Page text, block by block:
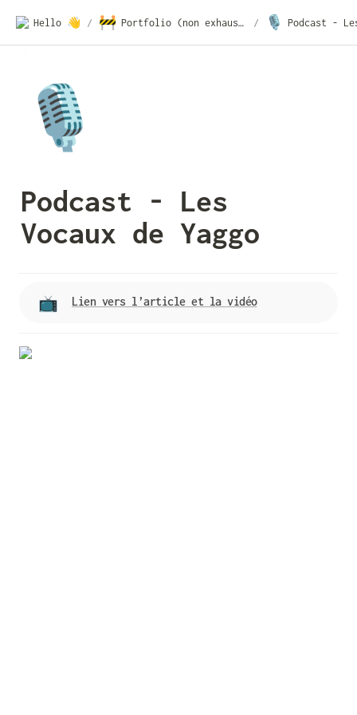
Hello 👋 / 🚧 Portfolio (non exhaustif) / 🎙️
🎙️
Podcast - Les
Vocaux de Yaggo
📺 Lien vers l’article et la vidéo